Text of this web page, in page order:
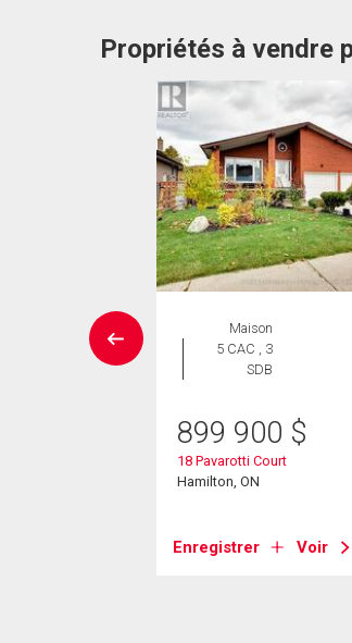
Propriétés à vendre
Maison
5 CAC , 3
SDB
899 900 $
18 Pavarotti Court
Hamilton, ON
Enregistrer Voir